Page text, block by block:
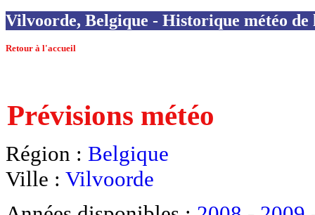
Vilvoorde, Belgique - Historique météo de
Retour à l'accueil
Prévisions météo
Région : Belgique
Ville : Vilvoorde